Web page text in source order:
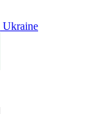
Ukraine